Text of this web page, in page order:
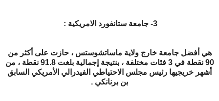
3- جامعة ستانفورد الامريكية :
هي أفضل جامعة خارج ولاية ماساتشوستس ، حازت على أكثر من
90 نقطة في 3 فئات مختلفة ، بنتيجة إجمالية بلغت 91.8 نقطة ، من
أشهر خريجيها رئيس مجلس الاحتياطي الفيدرالي الأمريكي السابق
بن برنانكي .